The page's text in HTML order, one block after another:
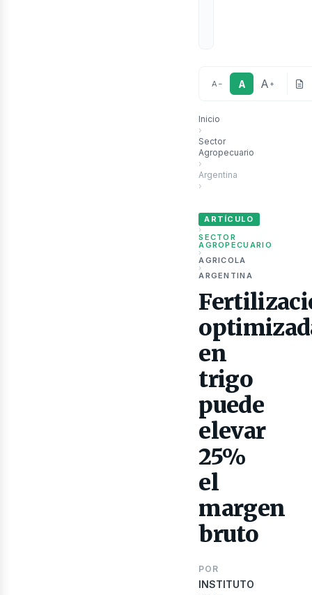
A − A A +
Inicio
›
Sector
Agropecuario
›
Argentina
›
ARTÍCULO
›
SECTOR
AGROPECUARIO
›
AGRICOLA
›
ARGENTINA
en
trigo
puede
elevar
25%
el
margen
bruto
POR
INSTITUTO